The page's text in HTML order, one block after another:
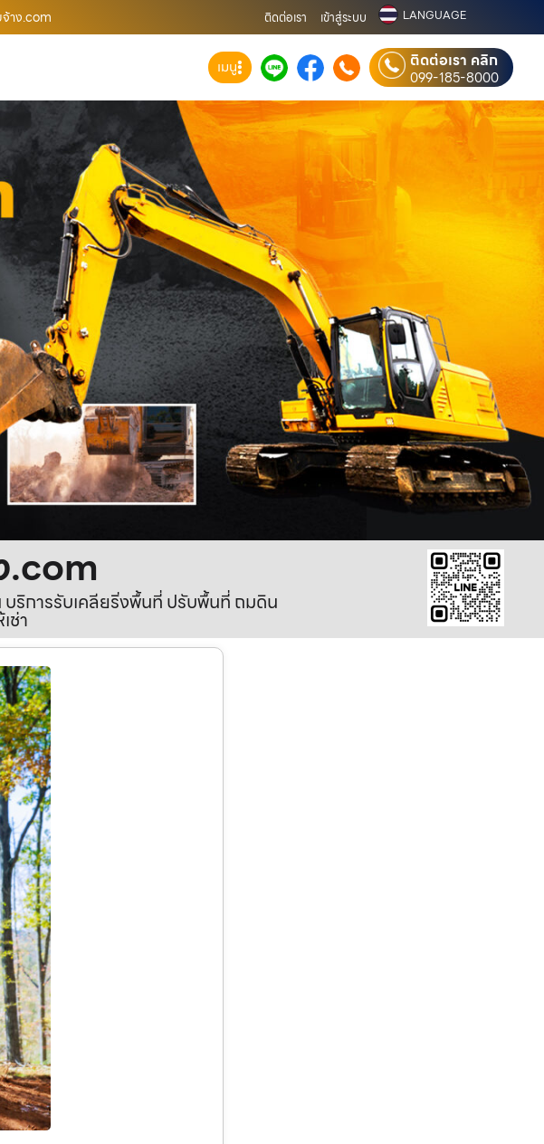
าง.com ติดต่อเรา เข้าสู่ระบบ LANGUAGE
เมนู ติดต่อเรา คลิก
099-185-8000
.com
บริการรับเคลียริ่งพื้นที่ ปรับพื้นที่ ถมดิน
ช่า